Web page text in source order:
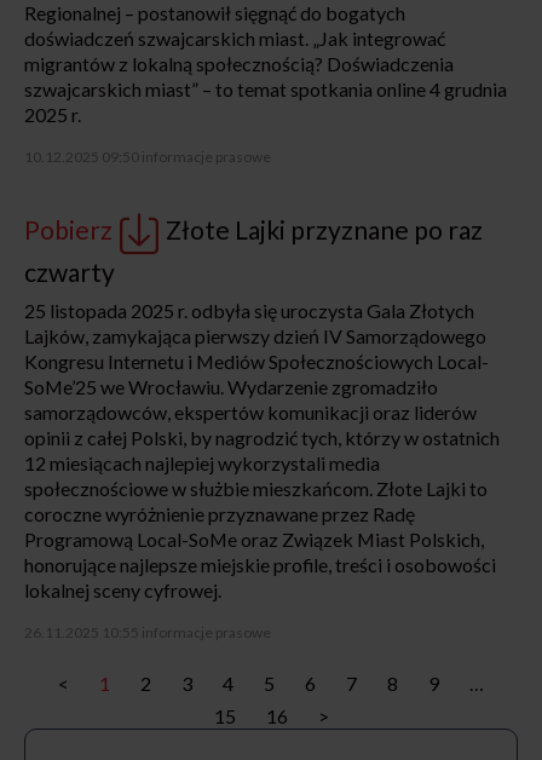
Regionalnej – postanowił sięgnąć do bogatych
doświadczeń szwajcarskich miast. „Jak integrować
migrantów z lokalną społecznością? Doświadczenia
szwajcarskich miast” – to temat spotkania online 4 grudnia
2025 r.
10.12.2025 09:50 informacje prasowe
Pobierz
Złote Lajki przyznane po raz
czwarty
25 listopada 2025 r. odbyła się uroczysta Gala Złotych
Lajków, zamykająca pierwszy dzień IV Samorządowego
Kongresu Internetu i Mediów Społecznościowych Local-
SoMe’25 we Wrocławiu. Wydarzenie zgromadziło
samorządowców, ekspertów komunikacji oraz liderów
opinii z całej Polski, by nagrodzić tych, którzy w ostatnich
12 miesiącach najlepiej wykorzystali media
społecznościowe w służbie mieszkańcom. Złote Lajki to
coroczne wyróżnienie przyznawane przez Radę
Programową Local-SoMe oraz Związek Miast Polskich,
honorujące najlepsze miejskie profile, treści i osobowości
lokalnej sceny cyfrowej.
26.11.2025 10:55 informacje prasowe
< 1 2 3 4 5 6 7 8 9
15
16 >